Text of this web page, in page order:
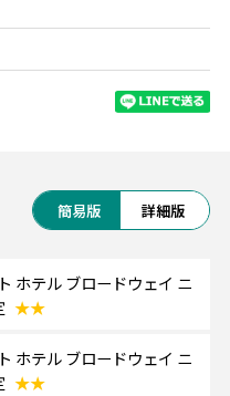
簡易版 詳細版
ホテル ブロードウェイ ニ
★★
ホテル ブロードウェイ ニ
★★